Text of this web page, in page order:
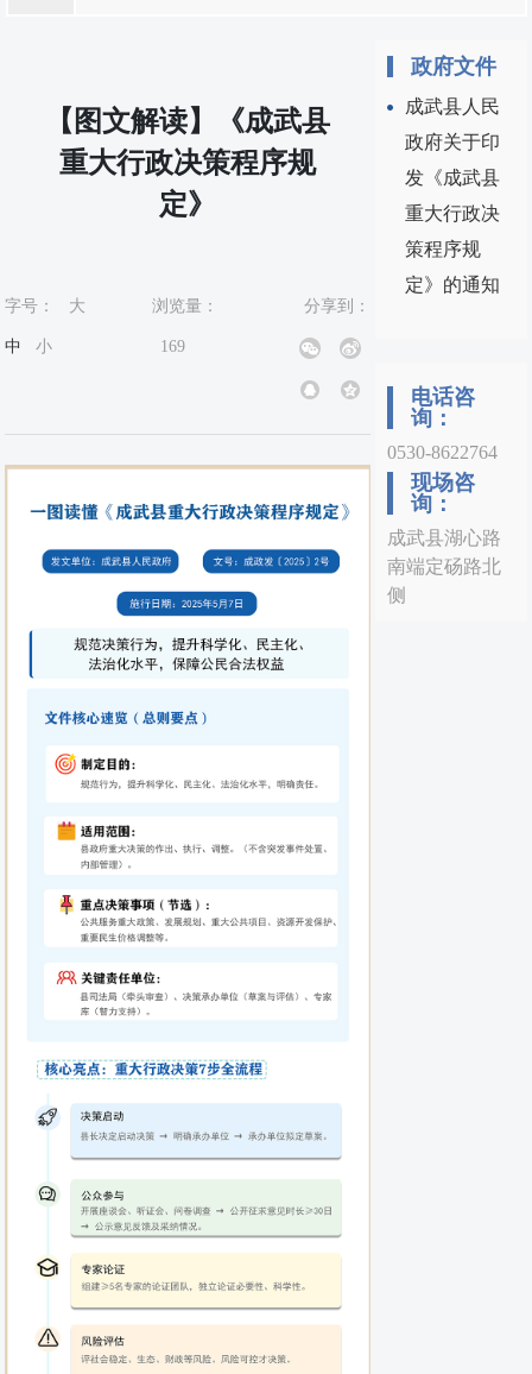
【图文解读】《成武县
重大行政决策程序规
定》
字号： 大
中 小
浏览量：
169
分享到：
政府文件
成武县人民
政府关于印
发《成武县
重大行政决
策程序规
定》的通知
电话咨
询：
0530-8622764
现场咨
询：
成武县湖心路
南端定砀路北
侧